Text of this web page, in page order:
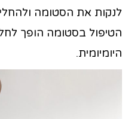
לנקות את הסטומה
הטיפול בסטומה הופך
היומיומית.